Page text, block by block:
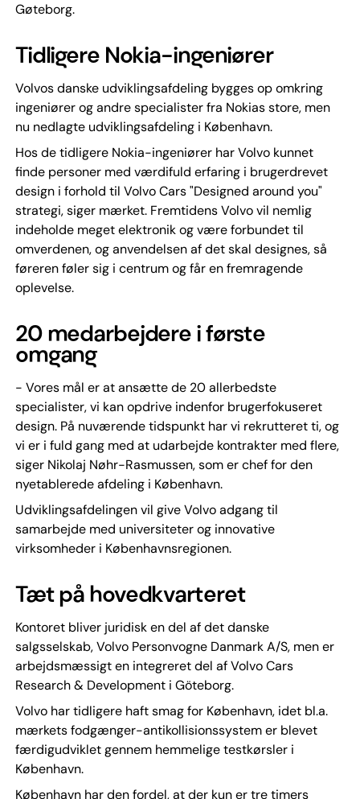
Gøteborg.
Tidligere Nokia-ingeniører
Volvos danske udviklingsafdeling bygges op omkring
ingeniører og andre specialister fra Nokias store, men
nu nedlagte udviklingsafdeling i København.
Hos de tidligere Nokia-ingeniører har Volvo kunnet
finde personer med værdifuld erfaring i brugerdrevet
design i forhold til Volvo Cars "Designed around you"
strategi, siger mærket. Fremtidens Volvo vil nemlig
indeholde meget elektronik og være forbundet til
omverdenen, og anvendelsen af det skal designes, så
føreren føler sig i centrum og får en fremragende
oplevelse.
20 medarbejdere i første
omgang
- Vores mål er at ansætte de 20 allerbedste
specialister, vi kan opdrive indenfor brugerfokuseret
design. På nuværende tidspunkt har vi rekrutteret ti, og
vi er i fuld gang med at udarbejde kontrakter med flere,
siger Nikolaj Nøhr-Rasmussen, som er chef for den
nyetablerede afdeling i København.
Udviklingsafdelingen vil give Volvo adgang til
samarbejde med universiteter og innovative
virksomheder i Københavnsregionen.
Tæt på hovedkvarteret
Kontoret bliver juridisk en del af det danske
salgsselskab, Volvo Personvogne Danmark A/S, men er
arbejdsmæssigt en integreret del af Volvo Cars
Research & Development i Göteborg.
Volvo har tidligere haft smag for København, idet bl.a.
mærkets fodgænger-antikollisionssystem er blevet
færdigudviklet gennem hemmelige testkørsler i
København.
København har den fordel, at der kun er tre timers